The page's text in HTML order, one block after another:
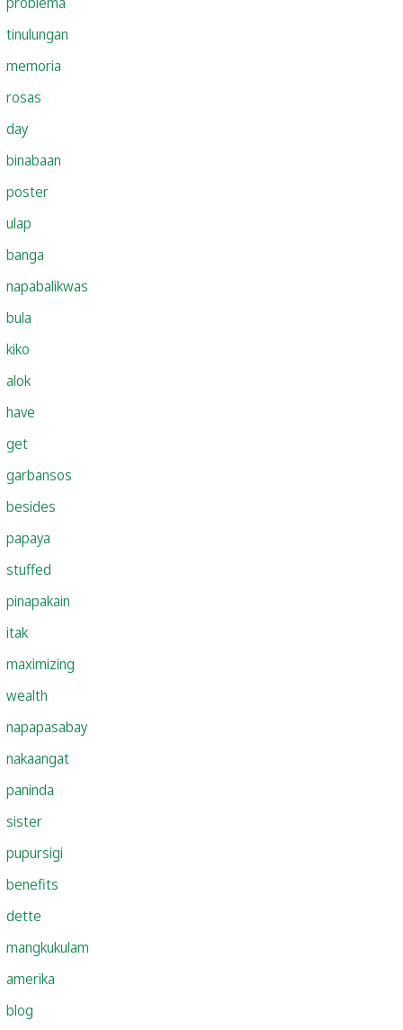
tinulungan
memoria
rosas
day
binabaan
poster
ulap
banga
napabalikwas
bula
kiko
alok
have
get
garbansos
besides
papaya
stuffed
pinapakain
itak
maximizing
wealth
napapasabay
nakaangat
paninda
sister
pupursigi
benefits
dette
mangkukulam
amerika
blog